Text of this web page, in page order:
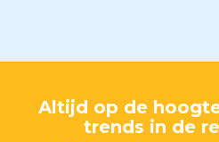
Altijd op de
trends in de